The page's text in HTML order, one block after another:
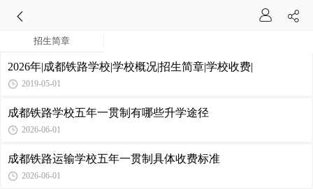
招生简章
2026年|成都铁路学校|学校概况|招生简章|学校收费|
2019-05-01
成都铁路学校五年一贯制有哪些升学途径
2026-06-01
成都铁路运输学校五年一贯制具体收费标准
2026-06-01